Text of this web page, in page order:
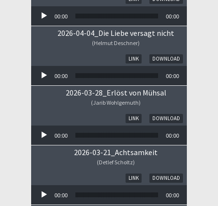
00:00 00:00
2026-04-04_Die Liebe versagt nicht
(Helmut Deschner)
DOWNLOAD
LINK
00:00 00:00
2026-03-28_Erlöst von Mühsal
(Jarib Wohlgemuth)
DOWNLOAD
LINK
00:00 00:00
2026-03-21_Achtsamkeit
(Detlef Scholtz)
DOWNLOAD
LINK
00:00 00:00